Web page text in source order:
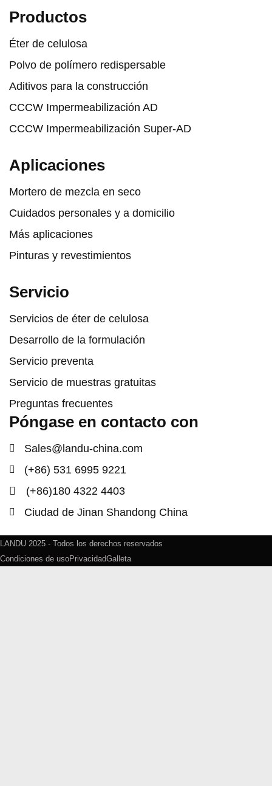
Productos
Éter de celulosa
Polvo de polímero redispersable
Aditivos para la construcción
CCCW Impermeabilización AD
CCCW Impermeabilización Super-AD
Aplicaciones
Mortero de mezcla en seco
Cuidados personales y a domicilio
Más aplicaciones
Pinturas y revestimientos
Servicio
Servicios de éter de celulosa
Desarrollo de la formulación
Servicio preventa
Servicio de muestras gratuitas
Preguntas frecuentes
Póngase en contacto con
Sales@landu-china.com
(+86) 531 6995 9221
(+86)180 4322 4403
Ciudad de Jinan Shandong China
LANDU 2025 - Todos los derechos reservados
Condiciones de usoPrivacidadGalleta